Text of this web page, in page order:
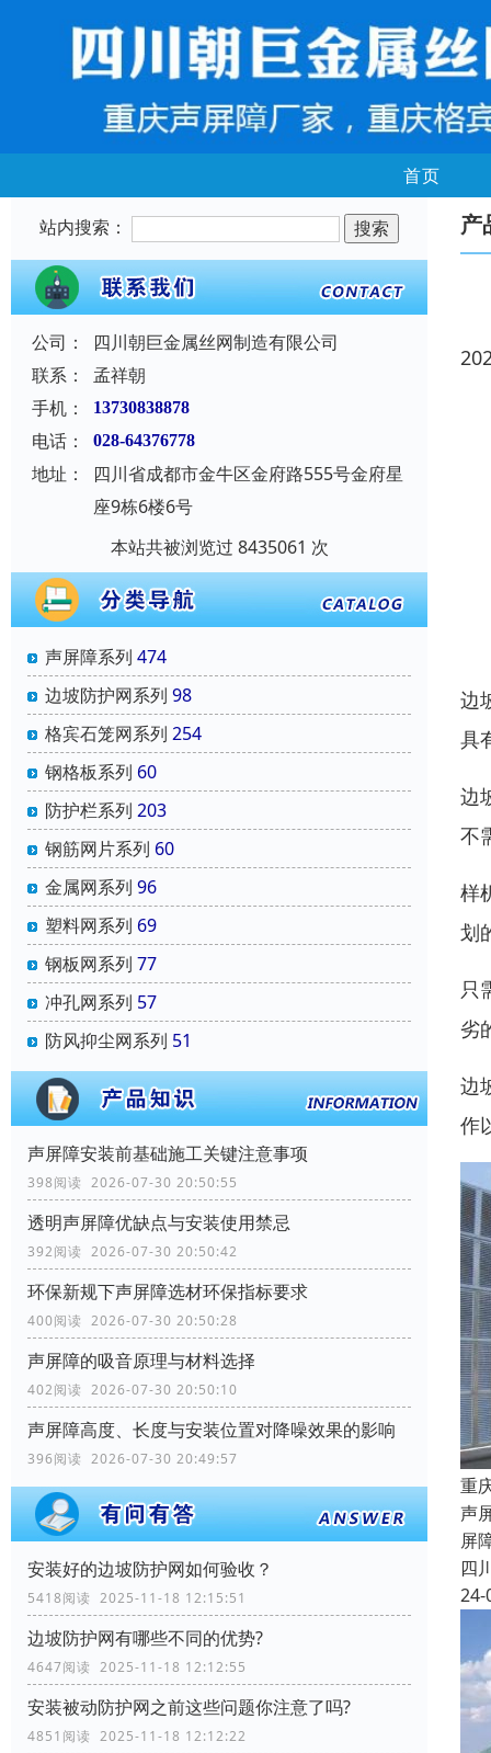
首页
站内搜索：
公司：
四川朝巨金属丝网制造有限公司
联系：
孟祥朝
手机：
13730838878
电话： 028-64376778
地址：
四川省成都市金牛区金府路555号金府星
座9栋6楼6号
本站共被浏览过 8435061 次
声屏障系列 474
边坡防护网系列 98
格宾石笼网系列 254
钢格板系列 60
防护栏系列 203
钢筋网片系列 60
金属网系列 96
塑料网系列 69
钢板网系列 77
冲孔网系列 57
防风抑尘网系列 51
声屏障安装前基础施工关键注意事项
398阅读 2026-07-30 20:50:55
透明声屏障优缺点与安装使用禁忌
392阅读 2026-07-30 20:50:42
环保新规下声屏障选材环保指标要求
400阅读 2026-07-30 20:50:28
声屏障的吸音原理与材料选择
402阅读 2026-07-30 20:50:10
声屏障高度、长度与安装位置对降噪效果的影响
396阅读 2026-07-30 20:49:57
安装好的边坡防护网如何验收？
5418阅读 2025-11-18 12:15:51
边坡防护网有哪些不同的优势?
4647阅读 2025-11-18 12:12:55
安装被动防护网之前这些问题你注意了吗?
4851阅读 2025-11-18 12:12:22
产
边
具
边
不
样
划
只
劣
边
作
重
声
屏
四
24-